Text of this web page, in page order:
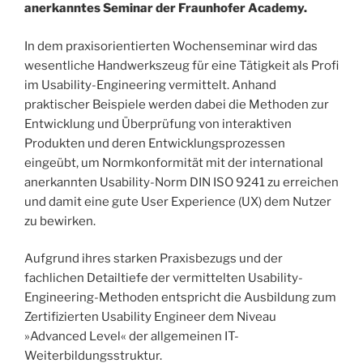
anerkanntes Seminar der Fraunhofer Academy.
In dem praxisorientierten Wochenseminar wird das
wesentliche Handwerkszeug für eine Tätigkeit als Profi
im Usability-Engineering vermittelt. Anhand
praktischer Beispiele werden dabei die Methoden zur
Entwicklung und Überprüfung von interaktiven
Produkten und deren Entwicklungsprozessen
eingeübt, um Normkonformität mit der international
anerkannten Usability-Norm DIN ISO 9241 zu erreichen
und damit eine gute User Experience (UX) dem Nutzer
zu bewirken.
Aufgrund ihres starken Praxisbezugs und der
fachlichen Detailtiefe der vermittelten Usability-
Engineering-Methoden entspricht die Ausbildung zum
Zertifizierten Usability Engineer dem Niveau
»Advanced Level« der allgemeinen IT-
Weiterbildungsstruktur.